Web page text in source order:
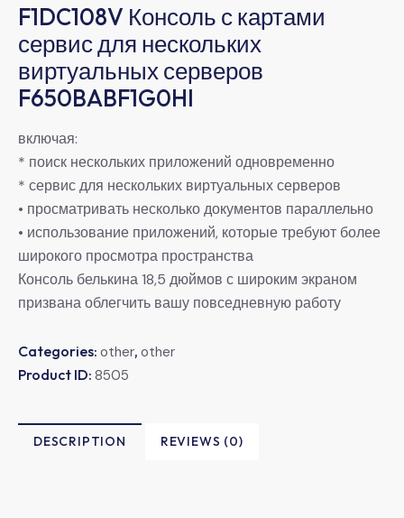
F1DC108V Консоль с картами
сервис для нескольких
виртуальных серверов
F650BABF1G0HI
включая:
* поиск нескольких приложений одновременно
* сервис для нескольких виртуальных серверов
• просматривать несколько документов параллельно
• использование приложений, которые требуют более
широкого просмотра пространства
Консоль белькина 18,5 дюймов с широким экраном
призвана облегчить вашу повседневную работу
Categories: other, other
Product ID: 8505
DESCRIPTION REVIEWS (0)